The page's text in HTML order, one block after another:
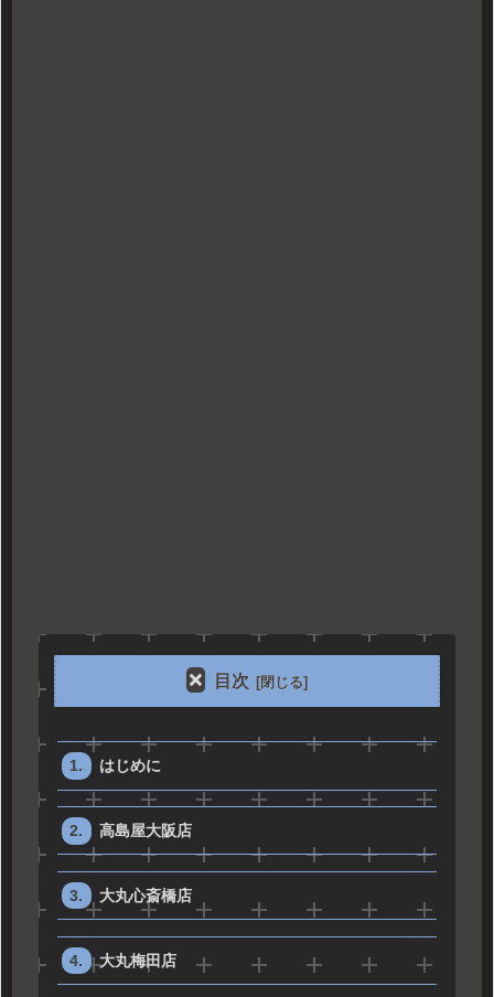
目次
はじめに
高島屋大阪店
大丸心斎橋店
大丸梅田店